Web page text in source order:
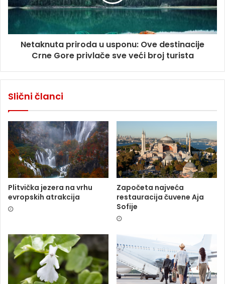
Netaknuta priroda u usponu: Ove destinacije
Crne Gore privlače sve veći broj turista
Slični članci
Plitvička jezera na vrhu
evropskih atrakcija
Započeta najveća
restauracija čuvene Aja
Sofije